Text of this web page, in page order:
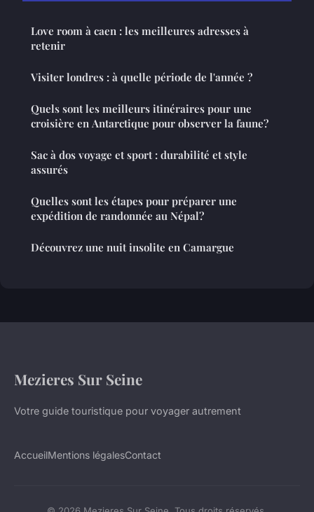
Love room à caen : les meilleures adresses à
retenir
Visiter londres : à quelle période de l'année ?
Quels sont les meilleurs itinéraires pour une
croisière en Antarctique pour observer la faune?
Sac à dos voyage et sport : durabilité et style
assurés
Quelles sont les étapes pour préparer une
expédition de randonnée au Népal?
Découvrez une nuit insolite en Camargue
Mezieres Sur Seine
Votre guide touristique pour voyager autrement
AccueilMentions légalesContact